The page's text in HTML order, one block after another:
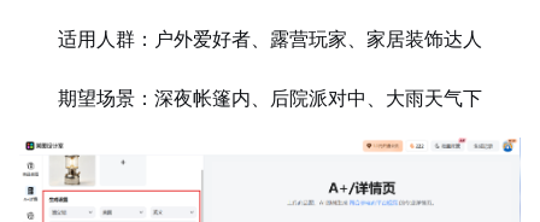
适用人群 ：户外爱好者、露营玩家、家居装饰达人
期望场景：深夜帐篷内、后院派对中、大雨天气下